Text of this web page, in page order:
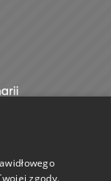
zgody.